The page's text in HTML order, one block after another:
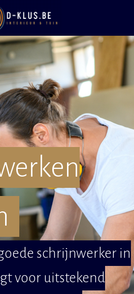
schrijnwerker in
voor uitstekend